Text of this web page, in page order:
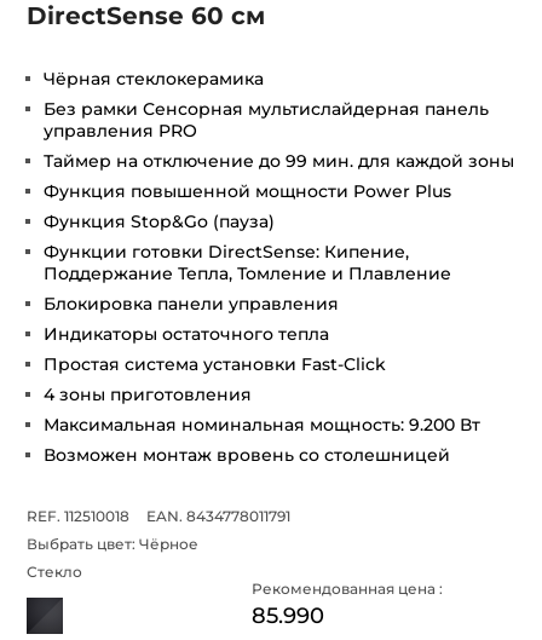
DirectSense 60 см
Чёрная стеклокерамика
Без рамки Сенсорная мультислайдерная панель
управления PRO
Таймер на отключение до 99 мин. для каждой зоны
Функция повышенной мощности Power Plus
Функция Stop&Go (пауза)
Функции готовки DirectSense: Кипение,
Поддержание Тепла, Томление и Плавление
Блокировка панели управления
Индикаторы остаточного тепла
Простая система установки Fast-Click
4 зоны приготовления
Максимальная номинальная мощность: 9.200 Вт
Возможен монтаж вровень со столешницей
REF. 112510018
EAN. 8434778011791
Выбрать цвет:Чёрное
Стекло
Рекомендованная цена :
85.990